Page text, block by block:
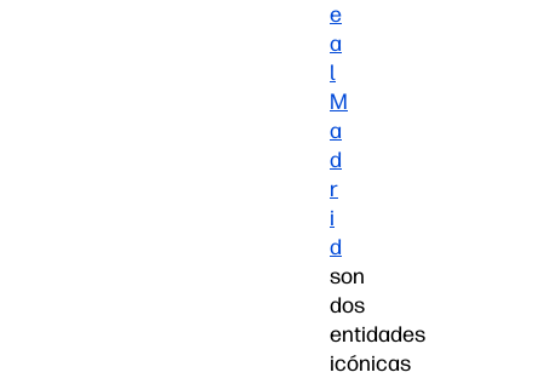
e
a
l
M
a
d
r
i
d
son
dos
entidades
icónicas